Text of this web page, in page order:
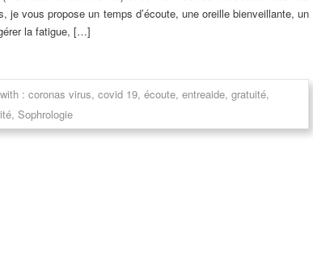
vous propose un temps d’écoute, une oreille bienveillante, un
la fatigue, […]
: coronas virus, covid 19, écoute, entreaide, gratuité,
, Sophrologie